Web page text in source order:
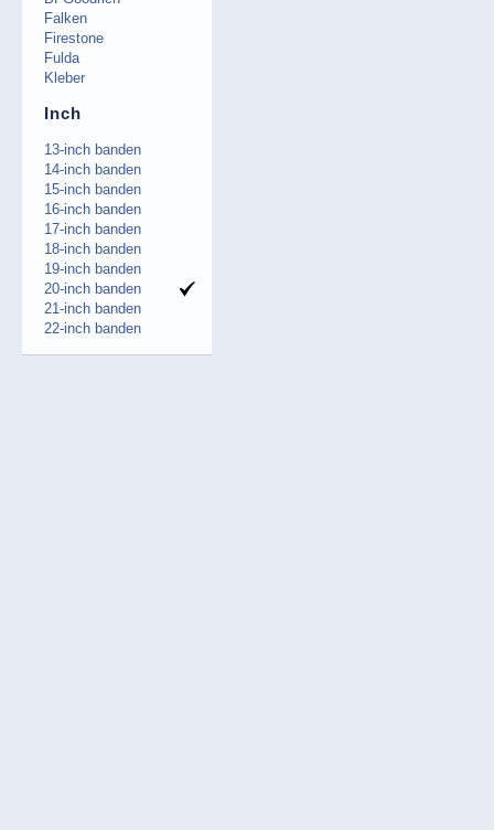
Falken
Firestone
Fulda
Kleber
Inch
13-inch banden
14-inch banden
15-inch banden
16-inch banden
17-inch banden
18-inch banden
19-inch banden
20-inch banden
21-inch banden
22-inch banden